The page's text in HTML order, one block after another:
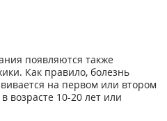
появляются также
Как правило, болезнь
на первом или втором
возрасте 10-20 лет или